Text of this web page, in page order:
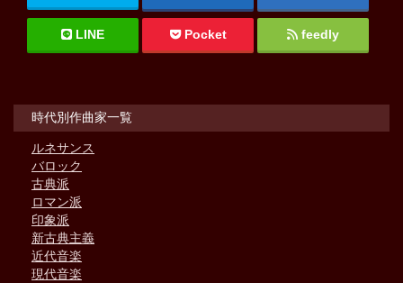
LINE Pocket feedly
時代別作曲家一覧
ルネサンス
バロック
古典派
ロマン派
印象派
新古典主義
近代音楽
現代音楽